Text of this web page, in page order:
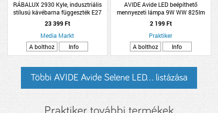
RÁBALUX 2930 Kyle, indusztriális
stílusú kávébarna függeszték E27
Max 60W barna
23 399 Ft
Media Markt
A bolthoz
Info
AVIDE Avide LED beépíthető
mennyezeti lámpa 9W WW 825lm
3000K IP20 12x12x2,7cm műanyag
2 199 Ft
Praktiker
A bolthoz
Info
Többi AVIDE Avide Selene LED... listázása